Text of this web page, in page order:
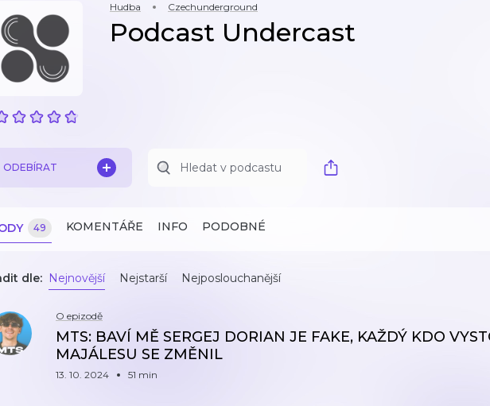
Hudba Czechunderground
Podcast Undercast
ODEBÍRAT
49 KOMENTÁŘE INFO PODOBNÉ
dle: Nejnovější Nejstarší Nejposlouchanější
O epizodě
MTS: BAVÍ MĚ SERGEJ DORIAN JE FAKE, KAŽDÝ KDO
MAJÁLESU SE ZMĚNIL
13. 10. 2024 51 min